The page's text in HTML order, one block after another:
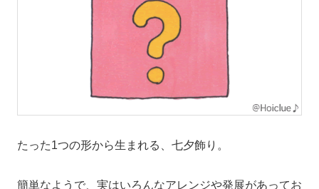
たった1つの形から生まれる、七夕飾り。
簡単なようで、実はいろんなアレンジや発展があってお